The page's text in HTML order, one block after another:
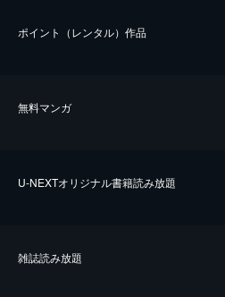
ポイント（レンタル）作品
無料マンガ
U-NEXTオリジナル書籍読み放題
雑誌読み放題